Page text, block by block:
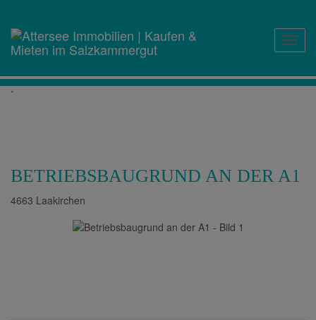
.
BETRIEBSBAUGRUND AN DER A1
4663 Laakirchen